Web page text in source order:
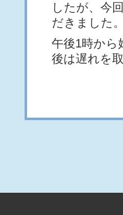
したが、今
だきました。
午後1時から
後は遅れを